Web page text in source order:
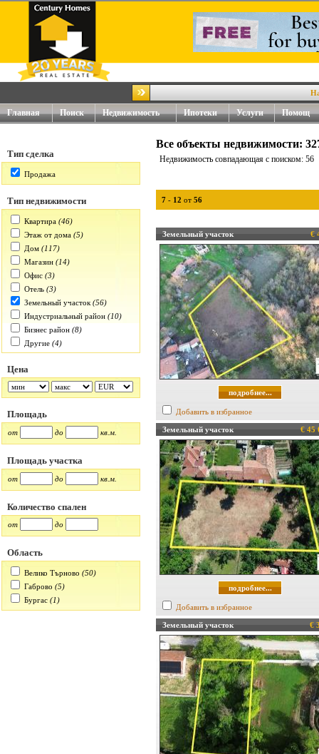
Наш
Главная Поиск Недвижимость Ипотеки Услуги Помощ
Тип сделка
Продажа
Тип недвижимости
Квартира (46)
Этаж от дома (5)
Дом (117)
Магазин (14)
Офис (3)
Отель (3)
Земельный участок (56)
Индустриальный район (10)
Бизнес район (8)
Другие (4)
Цена
Площадь
от до кв.м.
Площадь участка
от до кв.м.
Количество спален
от до
Область
Велико Търново (50)
Габрово (5)
Бургас (1)
Все объекты недвижимости:
Недвижимость совпадающая с поиском: 56
7 - 12 от 56
Земельный участок €
подробнее...
Добавить в избранное
Земельный участок € 45
подробнее...
Добавить в избранное
Земельный участок €